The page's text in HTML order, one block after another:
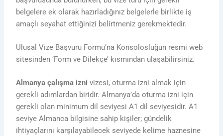
belgelere ek olarak hazırladığınız belgelerle birlikte iş
amaçlı seyahat ettiğinizi belirtmeniz gerekmektedir.
Ulusal Vize Başvuru Formu’na Konsolosluğun resmi web
sitesinden ‘Form ve Dilekçe’ kısmından ulaşabilirsiniz.
Almanya çalışma izni vizesi, oturma izni almak için
gerekli adımlardan biridir. Almanya’da oturma izni için
gerekli olan minimum dil seviyesi A1 dil seviyesidir. A1
seviye Almanca bilgisine sahip kişiler; gündelik
ihtiyaçlarını karşılayabilecek seviyede kelime haznesine